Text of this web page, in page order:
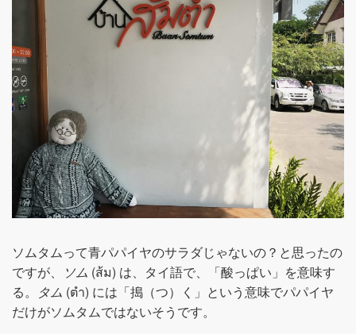
ソムタムって青パパイヤのサラダじゃないの？と思ったの
ですが、
ソム (ส้ม) は、タイ語で、「酸っぱい」を意味す
る。
タム (ตำ) には「搗（つ）く」という意味でパパイヤ
だけがソムタムではないそうです。